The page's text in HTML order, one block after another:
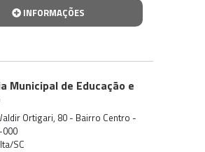
INFORMAÇÕES
Municipal de Educação e
Ortigari, 80 - Bairro Centro -
000
SC